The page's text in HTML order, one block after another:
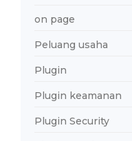
on page
Peluang usaha
Plugin
Plugin keamanan
Plugin Security